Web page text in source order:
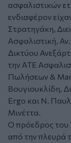
ασφαλιστικών
ενδιαφέρον
Στρατηγάκη,
Ασφαλιστική,
Δικτύου
την ΑΤΕ
Πωλήσεων &
Βουγιουκλίδη,
Ergo και Ν.
Μινέττα.
Ο πρόεδρος του
από την πλευρά